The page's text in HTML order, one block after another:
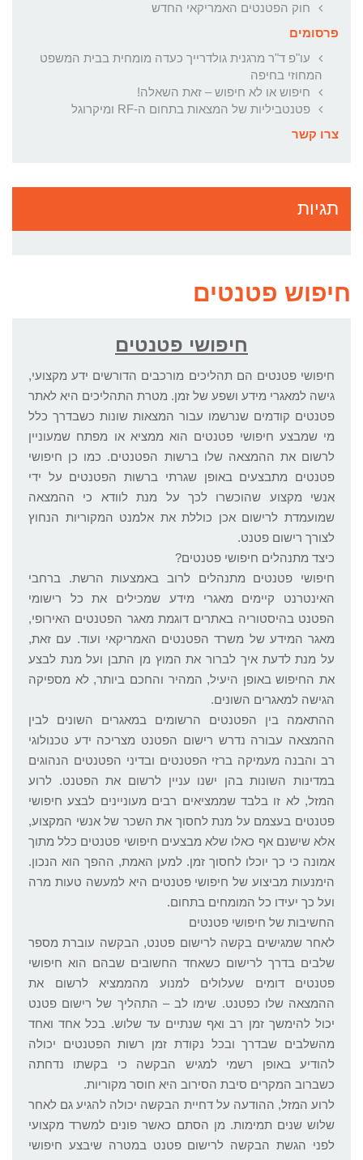
חוק הפטנטים האמריקאי החדש
פרסומים
עו"פ ד"ר מרגנית גולדרייך כעדה מומחית בבית המשפט
המחוזי בחיפה
חיפוש או לא חיפוש – זאת השאלה!
פטנטביליות של המצאות בתחום ה-RF ומיקרוגל
צרו קשר
תגיות
חיפוש פטנטים
חיפושי פטנטים
חיפושי פטנטים הם תהליכים מורכבים הדורשים ידע מקצועי,
גישה למאגרי מידע ושפע של זמן. מטרת התהליכים היא לאתר
פטנטים קודמים שנרשמו עבור המצאות שונות כשבדרך כלל
מי שמבצע חיפושי פטנטים הוא ממציא או מפתח שמעוניין
לרשום את ההמצאה שלו ברשות הפטנטים. כמו כן חיפושי
פטנטים מתבצעים באופן שגרתי ברשות הפטנטים על ידי
אנשי מקצוע שהוכשרו לכך על מנת לוודא כי ההמצאה
שמועמדת לרישום אכן כוללת את אלמנט המקוריות הנחוץ
לצורך רישום פטנט.
כיצד מתנהלים חיפושי פטנטים?
חיפושי פטנטים מתנהלים לרוב באמצעות הרשת. ברחבי
האינטרנט קיימים מאגרי מידע שמכילים את כל רישומי
הפטנט בהיסטוריה באתרים דוגמת מאגר הפטנטים האירופי,
מאגר המידע של משרד הפטנטים האמריקאי ועוד. עם זאת,
על מנת לדעת איך לברור את המוץ מן התבן ועל מנת לבצע
את החיפוש באופן היעיל, המהיר והחכם ביותר, לא מספיקה
הגישה למאגרים השונים.
ההתאמה בין הפטנטים הרשומים במאגרים השונים לבין
ההמצאה עבורה נדרש רישום הפטנט מצריכה ידע טכנולוגי
רב והבנה מעמיקה ברזי הפטנטים ובדיני הפטנטים הנהוגים
במדינות השונות בהן ישנו עניין לרשום את הפטנט. לרוע
המזל, לא זו בלבד שממציאים רבים מעוניינים לבצע חיפושי
פטנטים בעצמם על מנת לחסוך את השכר של אנשי המקצוע,
אלא שישנם אף כאלו שלא מבצעים חיפושי פטנטים כלל מתוך
אמונה כי כך יוכלו לחסוך זמן. למען האמת, ההפך הוא הנכון.
הימנעות מביצוע של חיפושי פטנטים היא למעשה טעות מרה
ועל כך יעידו כל המומחים בתחום.
החשיבות של חיפושי פטנטים
לאחר שמגישים בקשה לרישום פטנט, הבקשה עוברת מספר
שלבים בדרך לרישום כשאחד החשובים שבהם הוא חיפושי
פטנטים דומים שעלולים למנוע מהממציא לרשום את
ההמצאה שלו כפטנט. שימו לב – התהליך של רישום פטנט
יכול להימשך זמן רב ואף שנתיים עד שלוש. בכל אחד ואחד
מהשלבים שבדרך ובכל נקודת זמן רשות הפטנטים יכולה
להודיע באופן רשמי למגיש הבקשה כי בקשתו נדחתה
כשברוב המקרים סיבת הסירוב היא חוסר מקוריות.
לרוע המזל, ההודעה על דחיית הבקשה יכולה להגיע גם לאחר
שלוש שנים תמימות. מן הסתם כאשר פונים למשרד מקצועי
לפני הגשת הבקשה לרישום פטנט במטרה שיבצע חיפושי